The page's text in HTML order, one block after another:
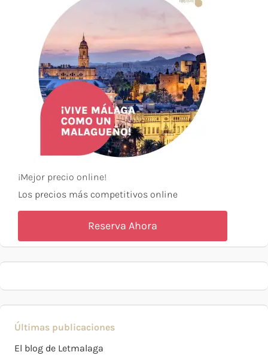
¡Mejor precio online!
Los precios más competitivos online
Reserva Ahora
Últimas publicaciones
El blog de Letmalaga